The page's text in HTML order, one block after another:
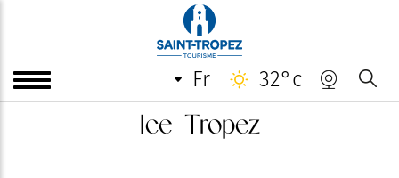
fr 32°c
Ice Tropez